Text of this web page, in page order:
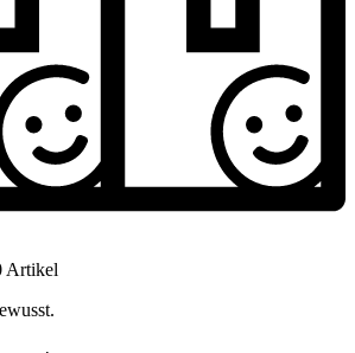
Artikel